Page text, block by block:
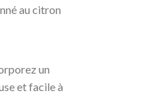
au citron
un
et facile à